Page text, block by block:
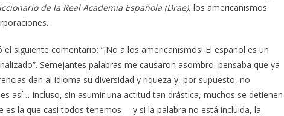
de la Real Academia Española (Drae), los americanismos
siguiente comentario: “¡No a los americanismos! El español es un
Semejantes palabras me causaron asombro: pensaba que ya
dan al idioma su diversidad y riqueza y, por supuesto, no
así… Incluso, sin asumir una actitud tan drástica, muchos se detienen
la que casi todos tenemos— y si la palabra no está incluida, la